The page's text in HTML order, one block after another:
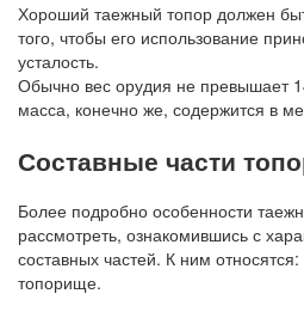
Хороший таежный топор должен
того, чтобы его использование
усталость.
Обычно вес орудия не превышает
масса, конечно же, содержится в
Составные части
Более подробно особенности
рассмотреть, ознакомившись с
составных частей. К ним
топорище.